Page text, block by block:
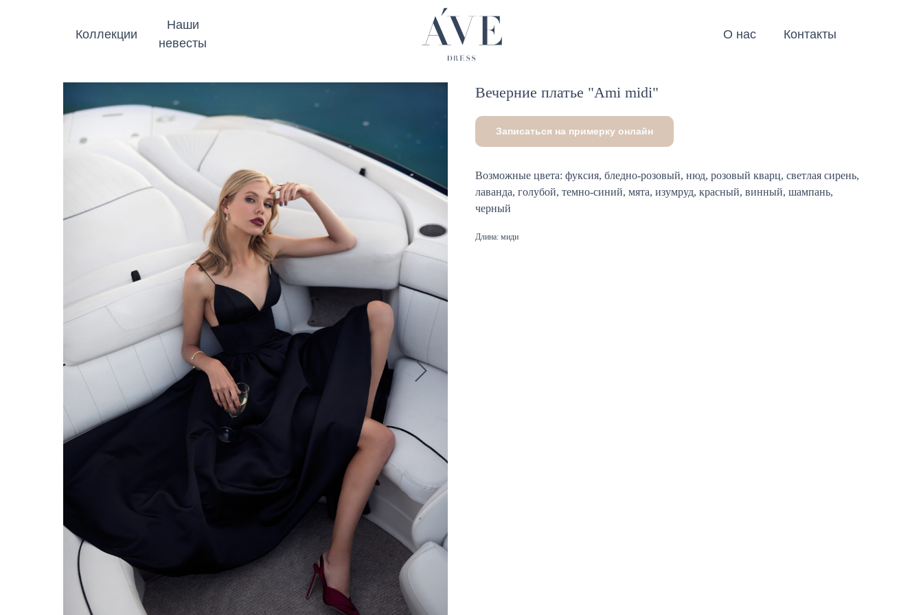
Коллекции
Наши
невесты
О нас Контакты
Вечерние платье "Ami midi"
Записаться на примерку онлайн
Возможные цвета: фуксия, бледно-розовый, нюд, розовый кварц, светлая сирень,
лаванда, голубой, темно-синий, мята, изумруд, красный, винный, шампань,
черный
Длина: миди